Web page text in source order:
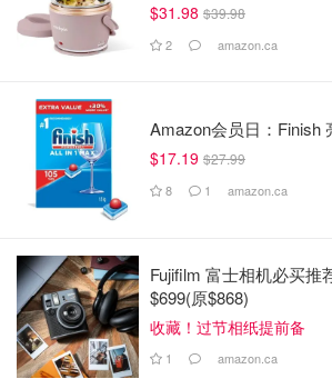
$31.98 $39.98
2 amazon.ca
Amazon会员日：Finish
$17.19 $27.99
8 1 amazon.ca
Fujifilm 富士相机必买推
$699(原$868)
收藏！过节相纸提前备
1 amazon.ca